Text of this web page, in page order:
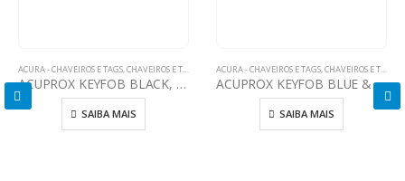
ACURA - CHAVEIROS E TAGS,CHAVEIROS E TAGS
ACUPROX KEYFOB BLACK, RED & YELLOW
SAIBA MAIS
ACURA - CHAVEIROS E TAGS,CHAVEIROS E TAGS
ACUPROX KEYFOB BLUE & GREEN
SAIBA MAIS